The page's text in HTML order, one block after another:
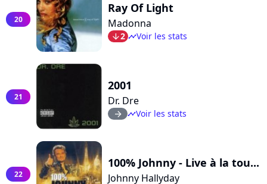
20
Ray Of Light
Madonna
arrow_bot2 timelineVoir les stats
21
2001
Dr. Dre
arrow_right timelineVoir les stats
22
100% Johnny - Live à la tou...
Johnny Hallyday